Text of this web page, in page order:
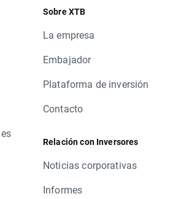
Sobre XTB
La empresa
Embajador
Plataforma de inversión
Contacto
Relación con Inversores
Noticias corporativas
Informes